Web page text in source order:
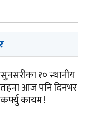
सुनसरीका १० स्थानीय
तहमा आज पनि दिनभर
कर्फ्यु कायम !